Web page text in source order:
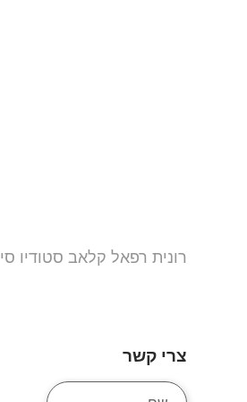
רונית רפאל קלאב סטודיו סי
צרי קשר